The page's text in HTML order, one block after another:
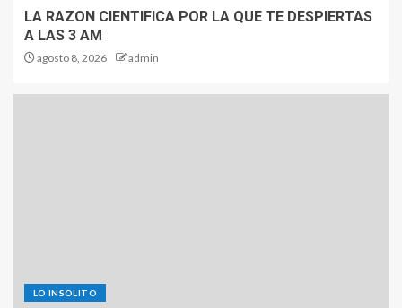
LA RAZON CIENTIFICA POR LA QUE TE DESPIERTAS
A LAS 3 AM
agosto 8, 2026 admin
LO INSOLITO